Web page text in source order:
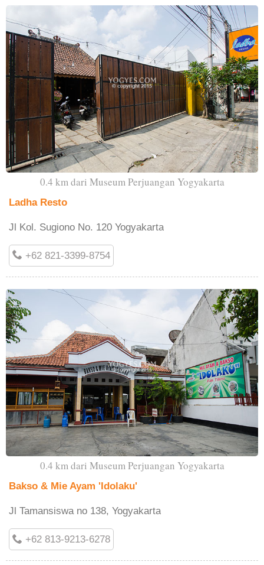
0.4 km dari Museum Perjuangan Yogyakarta
Ladha Resto
Jl Kol. Sugiono No. 120 Yogyakarta
+62 821-3399-8754
0.4 km dari Museum Perjuangan Yogyakarta
Bakso & Mie Ayam 'Idolaku'
Jl Tamansiswa no 138, Yogyakarta
+62 813-9213-6278